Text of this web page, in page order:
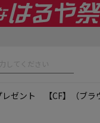
ゼント 【CF】（ブラ